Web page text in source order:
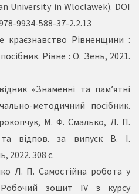
University in Wloclawek). DOI
9934-588-37-2.2.13
краєзнавство Рівненщини :
Рівне : О. Зень, 2021.
«Знаменні та пам’ятні
методичний посібник.
М. Ф. Смалько, Л. П.
відпов. за випуск В. І.
2022. 308 с.
Л. П. Самостійна робота у
Робочий зошит IV з курсу